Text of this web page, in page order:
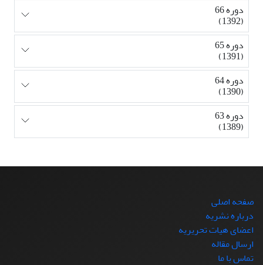
دوره 66
(1392)
دوره 65
(1391)
دوره 64
(1390)
دوره 63
(1389)
صفحه اصلی
درباره نشریه
اعضای هیات تحریریه
ارسال مقاله
تماس با ما